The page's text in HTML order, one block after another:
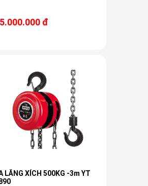
đ
LĂNG XÍCH 500KG -3m YT